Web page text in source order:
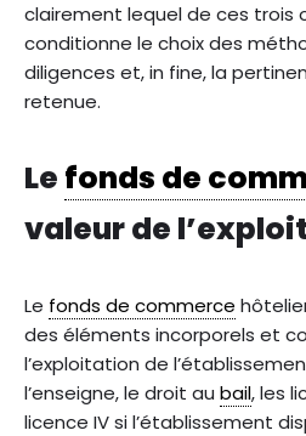
clairement lequel de ces trois
conditionne le choix des
diligences et, in fine, la
retenue.
Le fonds de
valeur de
Le fonds de commerce
des éléments incorporels et
l’exploitation de
l’enseigne, le droit au bail, les
licence IV si l’établissement